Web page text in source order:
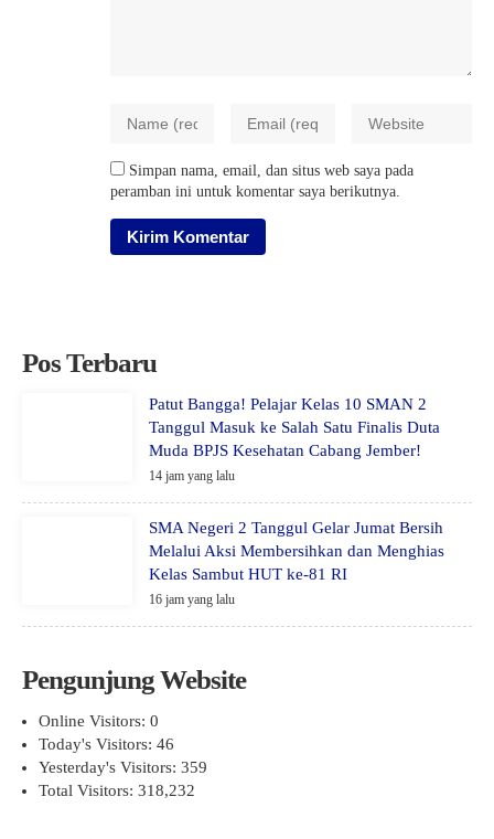
Simpan nama, email, dan situs web saya pada
peramban ini untuk komentar saya berikutnya.
Pos Terbaru
Patut Bangga! Pelajar Kelas 10 SMAN 2
Tanggul Masuk ke Salah Satu Finalis Duta
Muda BPJS Kesehatan Cabang Jember!
14 jam yang lalu
SMA Negeri 2 Tanggul Gelar Jumat Bersih
Melalui Aksi Membersihkan dan Menghias
Kelas Sambut HUT ke-81 RI
16 jam yang lalu
Pengunjung Website
Online Visitors: 0
Today's Visitors: 46
Yesterday's Visitors: 359
Total Visitors: 318,232